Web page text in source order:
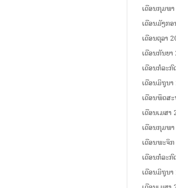
ເດືອນກຸມພ
ເດືອນມັງກ
ເດືອນຕຸລາ
ເດືອນກັນຍາ
ເດືອນກໍລະກົ
ເດືອນມິຖຸນາ
ເດືອນພຶດສ
ເດືອນເມສາ
ເດືອນກຸມພ
ເດືອນພະຈິ
ເດືອນກໍລະ
ເດືອນມິຖຸນາ